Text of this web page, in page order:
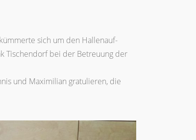
sich um den Hallenauf-
Tischendorf bei der Betreuung der
und Maximilian gratulieren, die